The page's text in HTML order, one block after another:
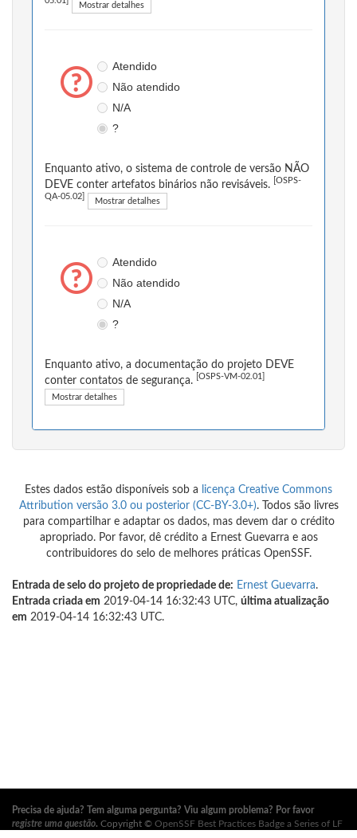
Mostrar detalhes
Atendido
Não atendido
N/A
?
Enquanto ativo, o sistema de controle de versão NÃO
DEVE conter artefatos binários não revisáveis.
[OSPS-
QA-05.02] Mostrar detalhes
Atendido
Não atendido
N/A
?
Enquanto ativo, a documentação do projeto DEVE
conter contatos de segurança.
[OSPS-VM-02.01]
Mostrar detalhes
Estes dados estão disponíveis sob a
licença Creative Commons
Attribution versão 3.0 ou posterior (CC-BY-3.0+). Todos são livres
para compartilhar e adaptar os dados, mas devem dar o crédito
apropriado. Por favor, dê crédito a Ernest Guevarra e aos
contribuidores do selo de melhores práticas OpenSSF.
Entrada de selo do projeto de propriedade de: Ernest Guevarra.
Entrada criada em 2019-04-14 16:32:43 UTC, última atualização
em 2019-04-14 16:32:43 UTC.
Precisa de ajuda? Tem alguma pergunta? Viu algum problema? Por favor
registre uma questão. Copyright © OpenSSF Best Practices Badge a Series of LF